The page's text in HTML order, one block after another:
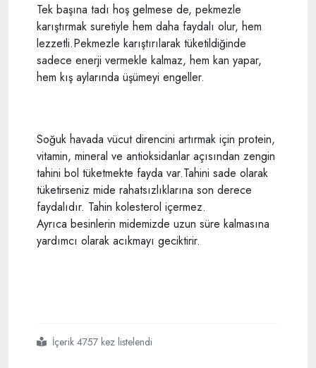
Tek başına tadı hoş gelmese de, pekmezle
karıştırmak suretiyle hem daha faydalı olur, hem
lezzetli.Pekmezle karıştırılarak tüketildiğinde
sadece enerji vermekle kalmaz, hem kan yapar,
hem kış aylarında üşümeyi engeller.
Soğuk havada vücut direncini artırmak için protein,
vitamin, mineral ve antioksidanlar açısından zengin
tahini bol tüketmekte fayda var.Tahini sade olarak
tüketirseniz mide rahatsızlıklarına son derece
faydalıdır. Tahin kolesterol içermez.
Ayrıca besinlerin midemizde uzun süre kalmasına
yardımcı olarak acıkmayı geciktirir.
#vücuttaki
#zehri
#yok
#edebilen
#tek
#besin
#tahinİçerik 4757 kez listelendi